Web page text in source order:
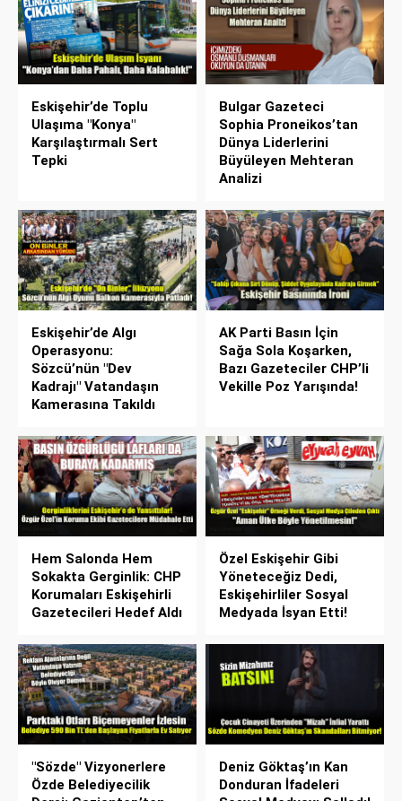
Eskişehir’de Toplu
Ulaşıma "Konya"
Karşılaştırmalı Sert
Tepki
Bulgar Gazeteci
Sophia Proneikos’tan
Dünya Liderlerini
Büyüleyen Mehteran
Analizi
Eskişehir’de Algı
Operasyonu:
Sözcü’nün "Dev
Kadrajı" Vatandaşın
Kamerasına Takıldı
AK Parti Basın İçin
Sağa Sola Koşarken,
Bazı Gazeteciler CHP’li
Vekille Poz Yarışında!
Hem Salonda Hem
Sokakta Gerginlik: CHP
Korumaları Eskişehirli
Gazetecileri Hedef Aldı
Özel Eskişehir Gibi
Yöneteceğiz Dedi,
Eskişehirliler Sosyal
Medyada İsyan Etti!
"Sözde" Vizyonerlere
Özde Belediyecilik
Deniz Göktaş’ın Kan
Donduran İfadeleri